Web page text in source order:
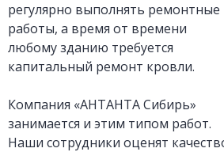
регулярно выполнять ремонтные
работы, а время от времени
любому зданию требуется
капитальный ремонт кровли.
Компания «АНТАНТА Сибирь»
занимается и этим типом работ.
Наши сотрудники оценят